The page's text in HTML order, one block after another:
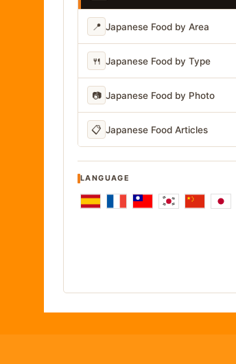
📍 Japanese Food by Area
🍴 Japanese Food by Type
📷 Japanese Food by Photo
📋 Japanese Food Articles
LANGUAGE